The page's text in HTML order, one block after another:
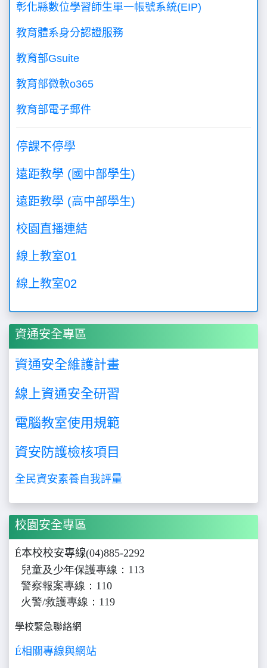
彰化縣數位學習師生單一帳號系統(EIP)
教育體系身分認證服務
教育部Gsuite
教育部微軟o365
教育部電子郵件
停課不停學
遠距教學 (國中部學生)
遠距教學 (高中部學生)
校園直播連結
線上教室01
線上教室02
資通安全專區
資通安全維護計畫
線上資通安全研習
電腦教室使用規範
資安防護檢核項目
全民資安素養自我評量
校園安全專區
É本校校安專線(04)885-2292
兒童及少年保護專線：113
警察報案專線：110
火警/救護專線：119
學校緊急聯絡網
É相關專線與網站